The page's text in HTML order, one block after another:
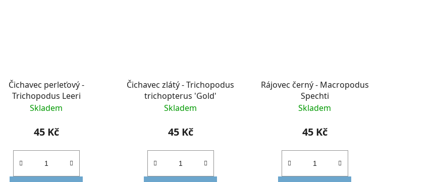
Čichavec perleťový -
Trichopodus Leeri
Skladem
45 Kč
Čichavec zlátý - Trichopodus
trichopterus 'Gold'
Skladem
45 Kč
Rájovec černý - Macropodus
Spechti
Skladem
45 Kč